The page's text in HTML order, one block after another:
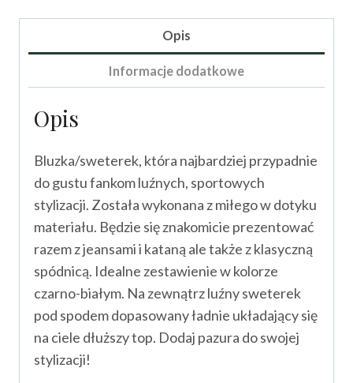
Opis
Informacje dodatkowe
Opis
Bluzka/sweterek, która najbardziej przypadnie
do gustu fankom luźnych, sportowych
stylizacji. Została wykonana z miłego w dotyku
materiału. Będzie się znakomicie prezentować
razem z jeansami i kataną ale także z klasyczną
spódnicą. Idealne zestawienie w kolorze
czarno-białym. Na zewnątrz luźny sweterek
pod spodem dopasowany ładnie układający się
na ciele dłuższy top. Dodaj pazura do swojej
stylizacji!